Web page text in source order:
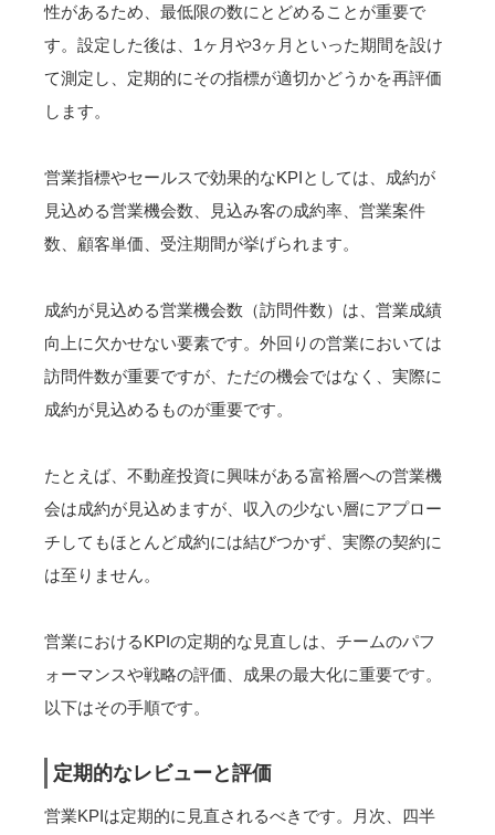
性があるため、最低限の数にとどめることが重要で
す。設定した後は、1ヶ月や3ヶ月といった期間を設け
て測定し、定期的にその指標が適切かどうかを再評価
します。
営業指標やセールスで効果的なKPIとしては、成約が
見込める営業機会数、見込み客の成約率、営業案件
数、顧客単価、受注期間が挙げられます。
成約が見込める営業機会数（訪問件数）は、営業成績
向上に欠かせない要素です。外回りの営業においては
訪問件数が重要ですが、ただの機会ではなく、実際に
成約が見込めるものが重要です。
たとえば、不動産投資に興味がある富裕層への営業機
会は成約が見込めますが、収入の少ない層にアプロー
チしてもほとんど成約には結びつかず、実際の契約に
は至りません。
営業におけるKPIの定期的な見直しは、チームのパフ
ォーマンスや戦略の評価、成果の最大化に重要です。
以下はその手順です。
定期的なレビューと評価
営業KPIは定期的に見直されるべきです。月次、四半